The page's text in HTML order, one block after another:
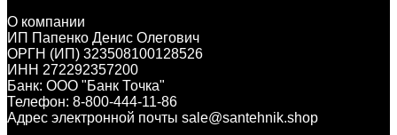
О компании
ИП Папенко Денис Олегович
ОРГН (ИП) 323508100128526
ИНН 272292357200
Банк: ООО "Банк Точка"
Телефон: 8-800-444-11-86
Адрес электронной почты sale@santehnik.shop